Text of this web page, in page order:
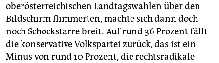
genossenschaft
epaper login
oberösterreichischen Landtagswahlen über den
Bildschirm flimmerten, machte sich dann doch
noch Schockstarre breit: Auf rund 36 Prozent fällt
die konservative Volkspartei zurück, das ist ein
Minus von rund 10 Prozent, die rechtsradikale